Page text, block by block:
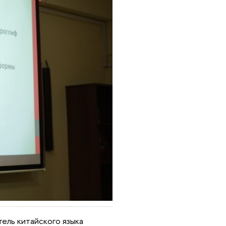
китайского языка